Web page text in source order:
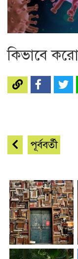
কিভাবে
পূর্ববর্তী